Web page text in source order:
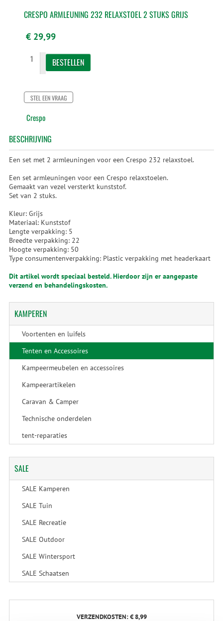
CRESPO ARMLEUNING 232 RELAXSTOEL 2 STUKS GRIJS
€ 29,99
STEL EEN VRAAG
Crespo
BESCHRIJVING
Een set met 2 armleuningen voor een Crespo 232 relaxstoel.
Een set armleuningen voor een Crespo relaxstoelen.
Gemaakt van vezel versterkt kunststof.
Set van 2 stuks.
Kleur: Grijs
Materiaal: Kunststof
Lengte verpakking: 5
Breedte verpakking: 22
Hoogte verpakking: 50
Type consumentenverpakking: Plastic verpakking met headerkaart
Dit artikel wordt speciaal besteld. Hierdoor zijn er aangepaste
verzend en behandelingskosten.
KAMPEREN
Voortenten en luifels
Tenten en Accessoires
Kampeermeubelen en accessoires
Kampeerartikelen
Caravan & Camper
Technische onderdelen
tent-reparaties
SALE
SALE Kamperen
SALE Tuin
SALE Recreatie
SALE Outdoor
SALE Wintersport
SALE Schaatsen
VERZENDKOSTEN: € 8,99